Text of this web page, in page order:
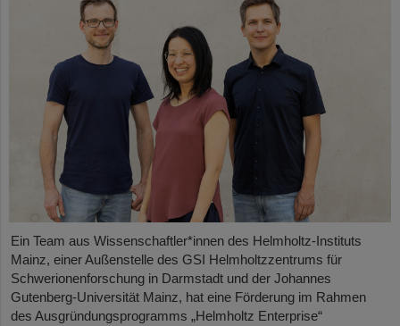
Ein Team aus Wissenschaftler*innen des Helmholtz-Instituts
Mainz, einer Außenstelle des GSI Helmholtzzentrums für
Schwerionenforschung in Darmstadt und der Johannes
Gutenberg-Universität Mainz, hat eine Förderung im Rahmen
des Ausgründungsprogramms „Helmholtz Enterprise“